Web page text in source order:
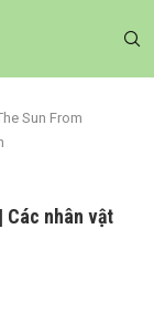
Sun From
Các nhân vật